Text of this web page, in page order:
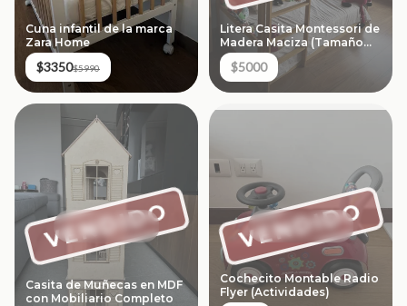
Cuna infantil de la marca
Zara Home
$3350$5990
Litera Casita Montessori de
Madera Maciza (Tamaño
Individual)
$5000
VENDIDO
Casita de Muñecas en MDF
con Mobiliario Completo
VENDIDO
Cochecito Montable Radio
Flyer (Actividades)